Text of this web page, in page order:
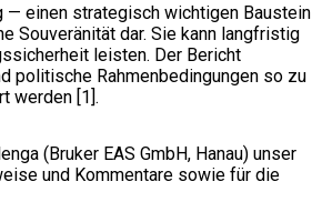
einen strategisch wichtigen Baustein
Souveränität dar. Sie kann langfristig
leisten. Der Bericht
politische Rahmenbedingungen so zu
werden [1].
(Bruker EAS GmbH, Hanau) unser
und Kommentare sowie für die